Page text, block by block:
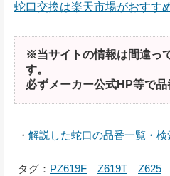
蛇口交換は楽天市場がおすす
※当サイトの情報は間違っ
す。
必ずメーカー公式HP等で品
・ 解説した蛇口の品番一覧・検
タグ： PZ619F Z619T Z625